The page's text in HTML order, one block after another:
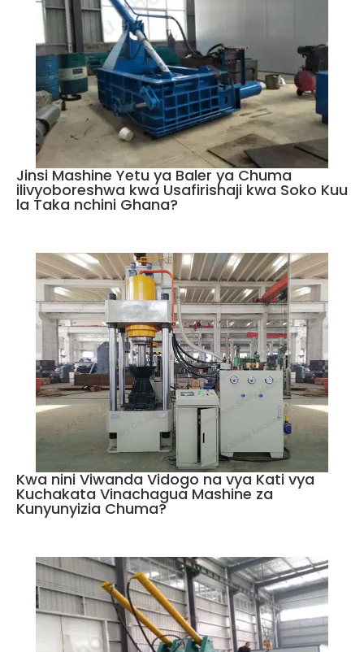
Jinsi Mashine Yetu ya Baler ya Chuma
ilivyoboreshwa kwa Usafirishaji kwa Soko Kuu
la Taka nchini Ghana?
Kwa nini Viwanda Vidogo na vya Kati vya
Kuchakata Vinachagua Mashine za
Kunyunyizia Chuma?